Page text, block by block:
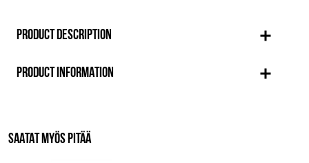
PRODUCT DESCRIPTION
PRODUCT INFORMATION
SAATAT MYÖS PITÄÄ